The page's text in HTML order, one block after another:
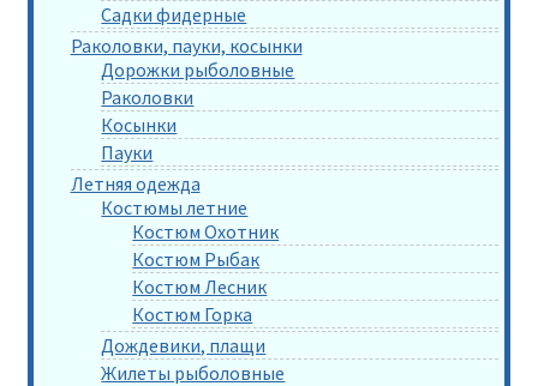
Садки фидерные
Раколовки, пауки, косынки
Дорожки рыболовные
Раколовки
Косынки
Пауки
Летняя одежда
Костюмы летние
Костюм Охотник
Костюм Рыбак
Костюм Лесник
Костюм Горка
Дождевики, плащи
Жилеты рыболовные